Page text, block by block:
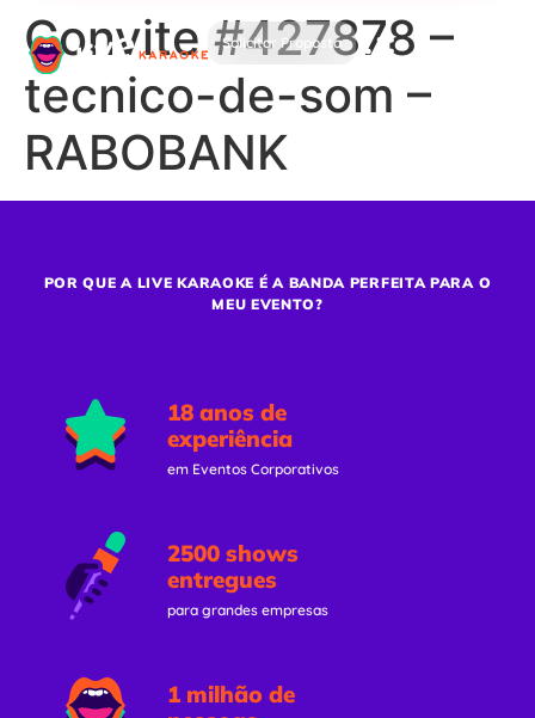
Solicitar Proposta
Convite #427878 –
tecnico-de-som –
RABOBANK
POR QUE A LIVE KARAOKE É A BANDA PERFEITA PARA O
MEU EVENTO?
18 anos de
experiência
em Eventos Corporativos
2500 shows
entregues
para grandes empresas
1 milhão de